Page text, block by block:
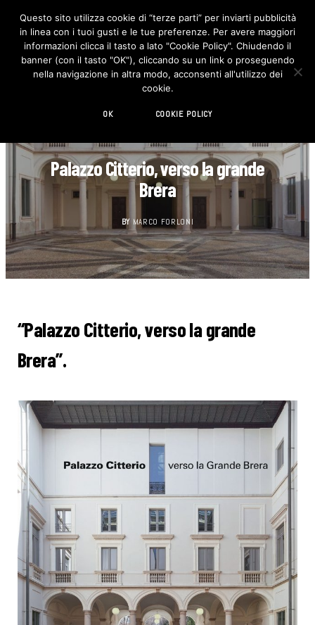
F
c
e
b
o
I
n
s
t
Palazzo Citterio, verso la grande
Brera
BY MARCO FORLONI
“Palazzo Citterio, verso la grande
Brera”.
Questo sito utilizza cookie di “terze parti” per inviarti pubblicità
in linea con i tuoi gusti e le tue preferenze. Per avere maggiori
informazioni clicca il tasto a lato "Cookie Policy". Chiudendo il
banner (con il tasto "OK"), cliccando su un link o proseguendo
nella navigazione in altra modo, acconsenti all'utilizzo dei
cookie.
OK COOKIE POLICY